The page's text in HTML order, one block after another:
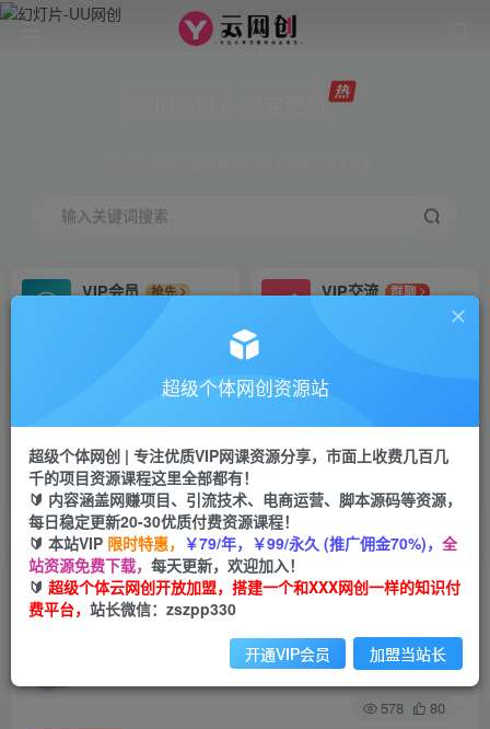
输入关键词搜索
VIP会员
抢先
VIP交流
群聊
研究探讨更多创业项目路子。
会员专属推广链接
招募站长
挂机
项目
脚本卡密
APP下载
GO
首页 创业课程 会员免费 正文
职业打假人必看的全方位打假思路笔记，看完吃透
可日入过万【揭秘】
关注 私信
578 80
超级个体网创资源站
超级个体网创 | 专注优质VIP网课资源分享，市面上收费几百几
千的项目资源课程这里全部都有！
🔰 内容涵盖网赚项目、引流技术、电商运营、脚本源码等资源，
每日稳定更新20-30优质付费资源课程！
🔰 本站VIP 限时特惠， ￥79/年，￥99/永久 (推广佣金70%)， 全
站资源免费下载， 每天更新，欢迎加入！
🔰 超级个体云网创开放加盟，搭建一个和XXX网创一样的知识付
费平台， 站长微信：zszpp330
开通VIP会员 加盟当站长